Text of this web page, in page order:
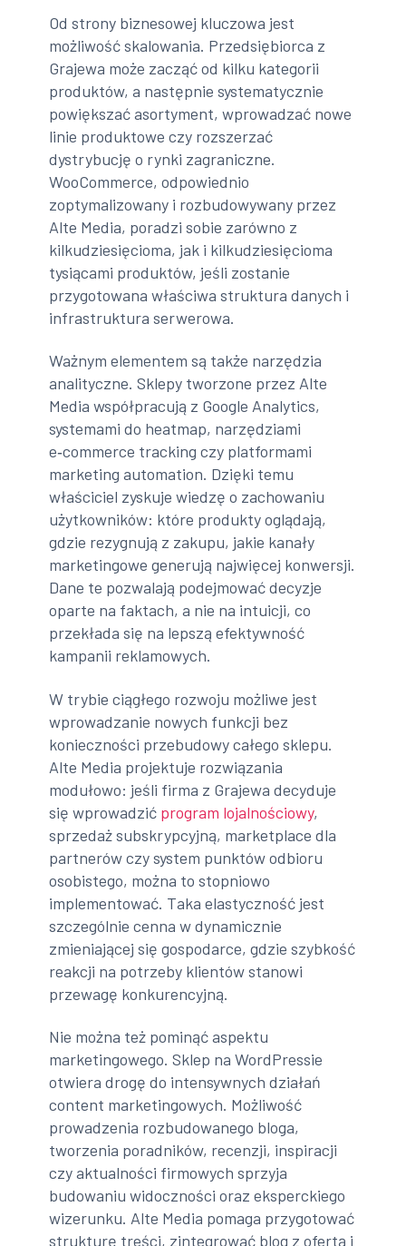
Od strony biznesowej kluczowa jest
możliwość skalowania. Przedsiębiorca z
Grajewa może zacząć od kilku kategorii
produktów, a następnie systematycznie
powiększać asortyment, wprowadzać nowe
linie produktowe czy rozszerzać
dystrybucję o rynki zagraniczne.
WooCommerce, odpowiednio
zoptymalizowany i rozbudowywany przez
Alte Media, poradzi sobie zarówno z
kilkudziesięcioma, jak i kilkudziesięcioma
tysiącami produktów, jeśli zostanie
przygotowana właściwa struktura danych i
infrastruktura serwerowa.
Ważnym elementem są także narzędzia
analityczne. Sklepy tworzone przez Alte
Media współpracują z Google Analytics,
systemami do heatmap, narzędziami
e‑commerce tracking czy platformami
marketing automation. Dzięki temu
właściciel zyskuje wiedzę o zachowaniu
użytkowników: które produkty oglądają,
gdzie rezygnują z zakupu, jakie kanały
marketingowe generują najwięcej konwersji.
Dane te pozwalają podejmować decyzje
oparte na faktach, a nie na intuicji, co
przekłada się na lepszą efektywność
kampanii reklamowych.
W trybie ciągłego rozwoju możliwe jest
wprowadzanie nowych funkcji bez
konieczności przebudowy całego sklepu.
Alte Media projektuje rozwiązania
modułowo: jeśli firma z Grajewa decyduje
się wprowadzić program lojalnościowy,
sprzedaż subskrypcyjną, marketplace dla
partnerów czy system punktów odbioru
osobistego, można to stopniowo
implementować. Taka elastyczność jest
szczególnie cenna w dynamicznie
zmieniającej się gospodarce, gdzie szybkość
reakcji na potrzeby klientów stanowi
przewagę konkurencyjną.
Nie można też pominąć aspektu
marketingowego. Sklep na WordPressie
otwiera drogę do intensywnych działań
content marketingowych. Możliwość
prowadzenia rozbudowanego bloga,
tworzenia poradników, recenzji, inspiracji
czy aktualności firmowych sprzyja
budowaniu widoczności oraz eksperckiego
wizerunku. Alte Media pomaga przygotować
strukturę treści, zintegrować blog z ofertą i